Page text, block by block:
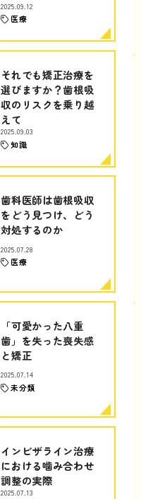
2025.09.12
医療
それでも矯正治療を
選びますか？歯根吸
収のリスクを乗り越
えて
2025.09.03
知識
歯科医師は歯根吸収
をどう見つけ、どう
対処するのか
2025.07.28
医療
「可愛かった八重
歯」を失った喪失感
と矯正
2025.07.14
未分類
インビザライン治療
における噛み合わせ
調整の実際
2025.07.13